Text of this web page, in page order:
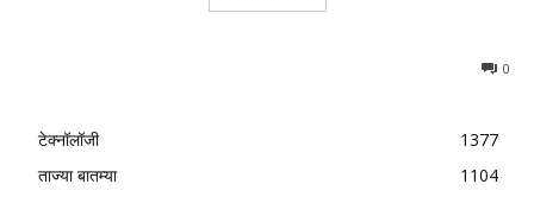
0
टेक्नॉलॉजी
1377
ताज्या बातम्या
1104